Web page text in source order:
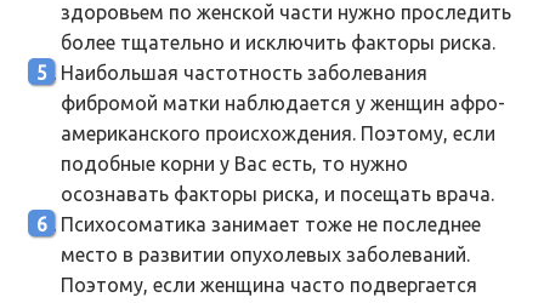
здоровьем по женской части нужно проследить
более тщательно и исключить факторы риска.
Наибольшая частотность заболевания
фибромой матки наблюдается у женщин афро-
американского происхождения. Поэтому, если
подобные корни у Вас есть, то нужно
осознавать факторы риска, и посещать врача.
Психосоматика занимает тоже не последнее
место в развитии опухолевых заболеваний.
Поэтому, если женщина часто подвергается